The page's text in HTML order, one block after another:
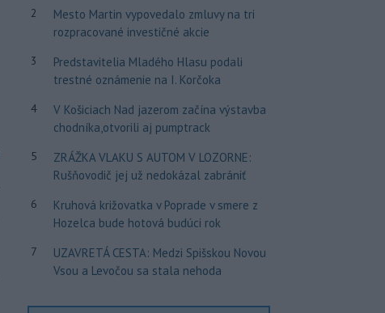
2
Mesto Martin vypovedalo zmluvy na tri
rozpracované investičné akcie
3
Predstavitelia Mladého Hlasu podali
trestné oznámenie na I. Korčoka
4
V Košiciach Nad jazerom začína výstavba
chodníka,otvorili aj pumptrack
5
ZRÁŽKA VLAKU S AUTOM V LOZORNE:
Rušňovodič jej už nedokázal zabrániť
6
Kruhová križovatka v Poprade v smere z
Hozelca bude hotová budúci rok
7
UZAVRETÁ CESTA: Medzi Spišskou Novou
Vsou a Levočou sa stala nehoda